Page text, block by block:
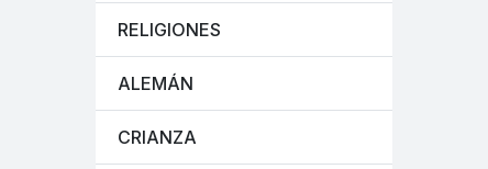
RELIGIONES
ALEMÁN
CRIANZA